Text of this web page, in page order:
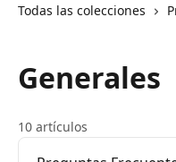
Todas las colecciones
Generales
10 artículos